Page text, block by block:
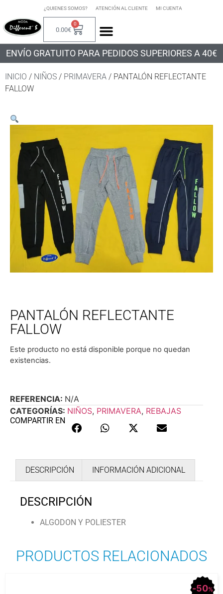
¿QUIENES SOMOS? ATENCIÓN AL CLIENTE MI CUENTA
0.00€
0
ENVÍO GRATUITO PARA PEDIDOS SUPERIORES A 40€
INICIO / NIÑOS / PRIMAVERA / PANTALÓN REFLECTANTE
FALLOW
PANTALÓN REFLECTANTE
FALLOW
Este producto no está disponible porque no quedan
existencias.
REFERENCIA: N/A
CATEGORÍAS: NIÑOS, PRIMAVERA, REBAJAS
COMPARTIR EN
DESCRIPCIÓN INFORMACIÓN ADICIONAL
DESCRIPCIÓN
ALGODON Y POLIESTER
PRODUCTOS RELACIONADOS
50%